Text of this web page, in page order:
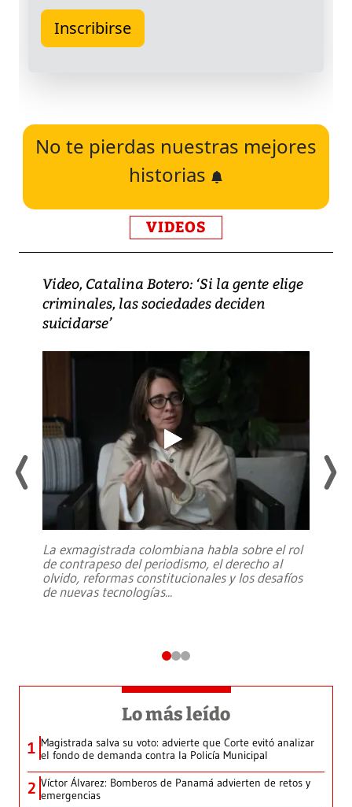
No te pierdas nuestras mejores
historias
VIDEOS
Video, Catalina Botero: ‘Si la gente elige
criminales, las sociedades deciden
suicidarse’
La exmagistrada colombiana habla sobre el rol
de contrapeso del periodismo, el derecho al
olvido, reformas constitucionales y los desafíos
de nuevas tecnologías...
Lo más leído
1 Magistrada salva su voto: advierte que Corte evitó analizar
el fondo de demanda contra la Policía Municipal
2 Víctor Álvarez: Bomberos de Panamá advierten de retos y
emergencias